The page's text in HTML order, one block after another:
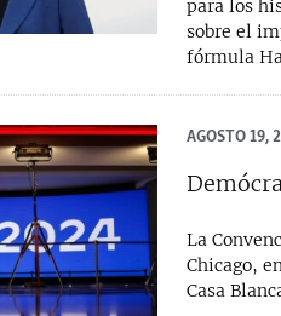
para los
sobre el
fórmula
AGOSTO 19,
La
Chicago,
Casa